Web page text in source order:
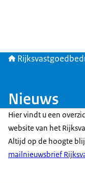
Nieuws
Hier vindt u een
website van het
Altijd op de hoogte
mailnieuwsbrief